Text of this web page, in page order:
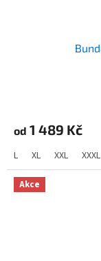
od 1 489 Kč
L XL XXL XXXL
Akce